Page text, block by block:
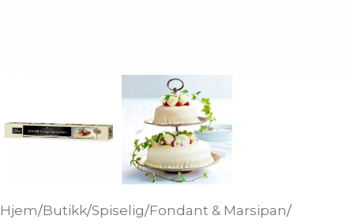
Hjem/Butikk/Spiselig/Fondant & Marsipan/